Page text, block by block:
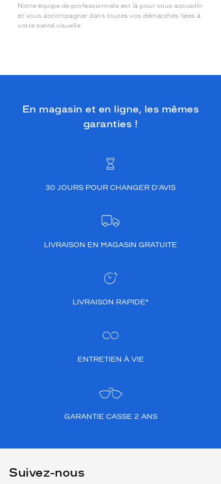
Notre équipe de professionnels est là pour vous accueillir
et vous accompagner dans toutes vos démarches liées à
votre santé visuelle.
En magasin et en ligne, les mêmes
garanties !
30 JOURS POUR CHANGER D’AVIS
LIVRAISON EN MAGASIN GRATUITE
LIVRAISON RAPIDE*
ENTRETIEN À VIE
GARANTIE CASSE 2 ANS
Suivez-nous